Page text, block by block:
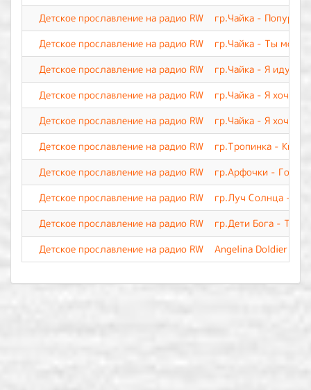
Детское прославление на радио RW
гр.Чайка - Попурри
Детское прославление на радио RW
гр.Чайка - Ты мой
Детское прославление на радио RW
гр.Чайка - Я иду
Детское прославление на радио RW
гр.Чайка - Я хочу с
Детское прославление на радио RW
гр.Чайка - Я хочу
Детское прославление на радио RW
гр.Тропинка -
Детское прославление на радио RW
гр.Арфочки -
Детское прославление на радио RW
гр.Луч Солнца -
Детское прославление на радио RW
гр.Дети Бога - Тебе
Детское прославление на радио RW
Angelina Doldier -